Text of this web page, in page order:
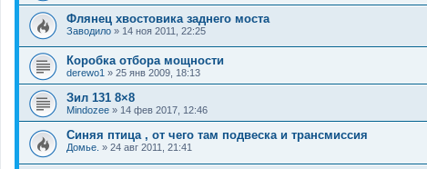
Флянец хвостовика заднего моста
Заводило » 14 ноя 2011, 22:25
Коробка отбора мощности
derewo1 » 25 янв 2009, 18:13
Зил 131 8×8
Mindozee » 14 фев 2017, 12:46
Синяя птица , от чего там подвеска и трансмиссия
Домье. » 24 авг 2011, 21:41